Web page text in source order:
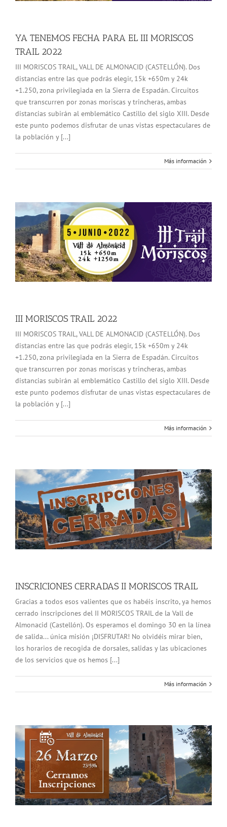
YA TENEMOS FECHA PARA EL III MORISCOS
TRAIL 2022
III MORISCOS TRAIL, VALL DE ALMONACID (CASTELLÓN). Dos
distancias entre las que podrás elegir, 15k +650m y 24k
+1.250, zona privilegiada en la Sierra de Espadán. Circuitos
que transcurren por zonas moriscas y trincheras, ambas
distancias subirán al emblemático Castillo del siglo XIII. Desde
este punto podemos disfrutar de unas vistas espectaculares de
la población y [...]
Más información
III MORISCOS TRAIL 2022
III MORISCOS TRAIL, VALL DE ALMONACID (CASTELLÓN). Dos
distancias entre las que podrás elegir, 15k +650m y 24k
+1.250, zona privilegiada en la Sierra de Espadán. Circuitos
que transcurren por zonas moriscas y trincheras, ambas
distancias subirán al emblemático Castillo del siglo XIII. Desde
este punto podemos disfrutar de unas vistas espectaculares de
la población y [...]
Más información
INSCRICIONES CERRADAS II MORISCOS TRAIL
Gracias a todos esos valientes que os habéis inscrito, ya hemos
cerrado inscripciones del II MORISCOS TRAIL de la Vall de
Almonacid (Castellón). Os esperamos el domingo 30 en la línea
de salida... única misión ¡DISFRUTAR! No olvidéis mirar bien,
los horarios de recogida de dorsales, salidas y las ubicaciones
de los servicios que os hemos [...]
Más información